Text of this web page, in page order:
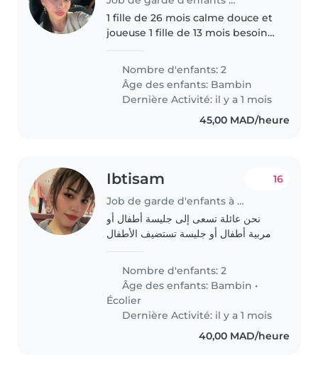
1 fille de 26 mois calme douce et
joueuse 1 fille de 13 mois besoin
toujours occupé ou prise dans les
bras
Nombre d'enfants: 2
Âge des enfants: Bambin
Dernière Activité: il y a 1 mois
45,00 MAD/heure
Ibtisam
Job de garde d'enfants à Agadir
16
نحن عائلة تسعى إلى جليسة أطفال أو
مربية أطفال أو جليسة تستضيف الأطفال
طفل في سن الروضة وطفل في سن
المدرسة الابتدائية. الأطفال ذكيون،
يتكلمون..
Nombre d'enfants: 2
Âge des enfants: Bambin •
Écolier
Dernière Activité: il y a 1 mois
40,00 MAD/heure